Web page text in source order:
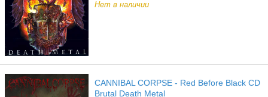
Нет в наличии
CANNIBAL CORPSE - Red Before Black CD
Brutal Death Metal